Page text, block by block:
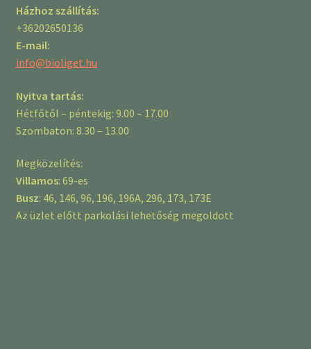
Házhoz szállítás:
+36202650136
E-mail:
info@bioliget.hu
Nyitva tartás:
Hétfőtől – péntekig: 9.00 – 17.00
Szombaton: 8.30 – 13.00
Megközelítés:
Villamos: 69-es
Busz: 46, 146, 96, 196, 196A, 296, 173, 173E
Az üzlet előtt parkolási lehetőség megoldott